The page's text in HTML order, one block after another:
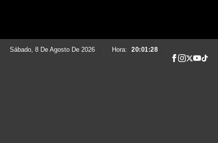
Sábado, 8 De Agosto De 2026 Hora: 20:01:29